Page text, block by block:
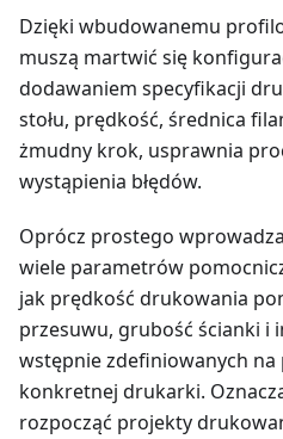
Dzięki wbudowanemu
muszą martwić się
dodawaniem specyfikacji
stołu, prędkość, średnica
żmudny krok, usprawnia
wystąpienia błędów.
Oprócz prostego
wiele parametrów
jak prędkość drukowania
przesuwu, grubość ścianki i
wstępnie zdefiniowanych
konkretnej drukarki.
rozpocząć projekty